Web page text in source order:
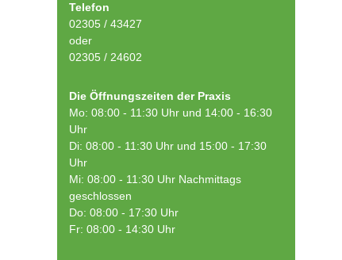
Telefon
02305 / 43427
oder
02305 / 24602
Die Öffnungszeiten der Praxis
Mo: 08:00 - 11:30 Uhr und 14:00 - 16:30
Uhr
Di: 08:00 - 11:30 Uhr und 15:00 - 17:30
Uhr
Mi: 08:00 - 11:30 Uhr Nachmittags
geschlossen
Do: 08:00 - 17:30 Uhr
Fr: 08:00 - 14:30 Uhr